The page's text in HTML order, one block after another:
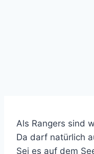
Als Rangers sind
Da darf natürlich
Sei es auf dem